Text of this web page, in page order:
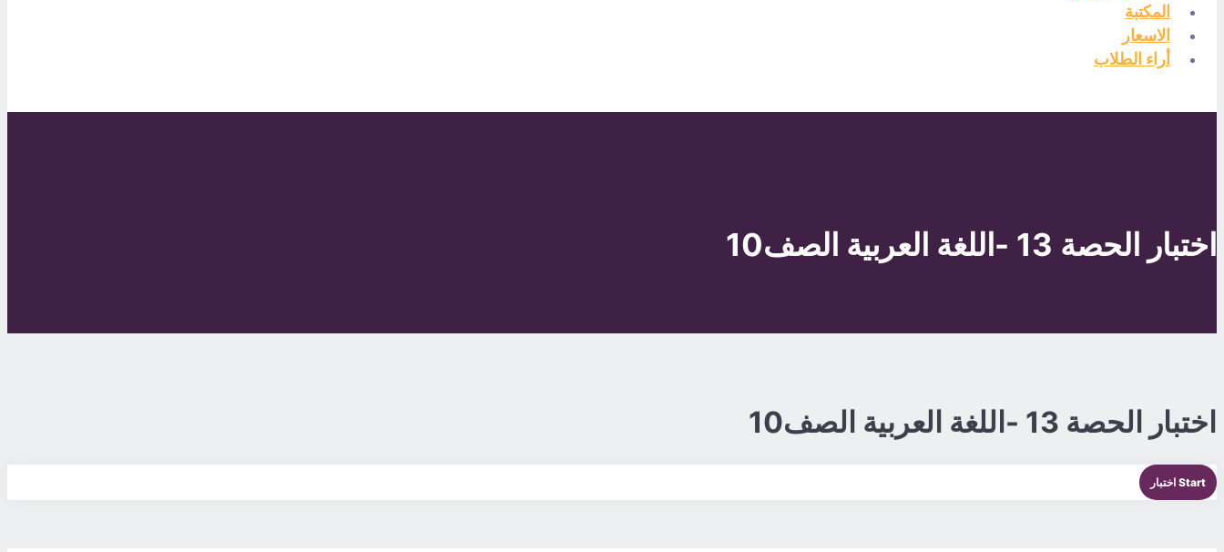
المكتبة
الاسعار
أراء الطلاب
اختبار الحصة 13 -اللغة العربية الصف10
اختبار الحصة 13 -اللغة العربية الصف10